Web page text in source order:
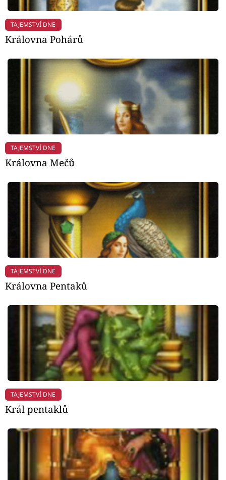
TAJEMSTVÍ DNE
Královna Pohárů
TAJEMSTVÍ DNE
Královna Mečů
TAJEMSTVÍ DNE
Královna Pentaků
TAJEMSTVÍ DNE
Král pentaklů